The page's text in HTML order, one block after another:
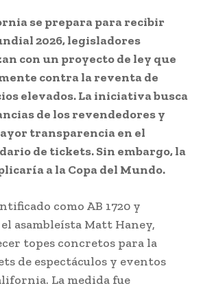
se prepara para recibir
2026, legisladores
con un proyecto de ley que
contra la reventa de
elevados. La iniciativa busca
de los revendedores y
transparencia en el
de tickets. Sin embargo, la
a la Copa del Mundo.
como AB 1720 y
asambleísta Matt Haney,
topes concretos para la
de espectáculos y eventos
La medida fue